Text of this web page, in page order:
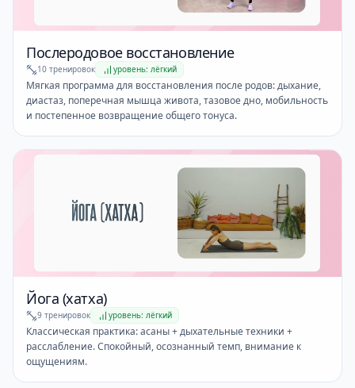
Послеродовое восстановление
10 тренировок уровень: лёгкий
Мягкая программа для восстановления после родов: дыхание,
диастаз, поперечная мышца живота, тазовое дно, мобильность
и постепенное возвращение общего тонуса.
Йога (хатха)
9 тренировок уровень: лёгкий
Классическая практика: асаны + дыхательные техники +
расслабление. Спокойный, осознанный темп, внимание к
ощущениям.